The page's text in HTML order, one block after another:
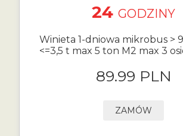
24 GODZINY
Winieta 1-dniowa mikrobus >
<=3,5 t max 5 ton M2 max 3
89.99 PLN
ZAMÓW